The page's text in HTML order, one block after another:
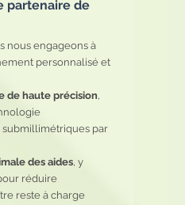
partenaire de
nous engageons à
personnalisé et
de haute précision,
submillimétriques par
des aides, y
réduire
reste à charge